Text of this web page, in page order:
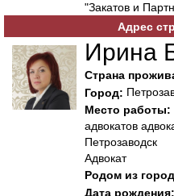
"Закатов и
Адрес
Ирина
Страна
Город:
Место работы:
адвокатов
Петрозаводск
Адвокат
Родом из
Дата рождения: